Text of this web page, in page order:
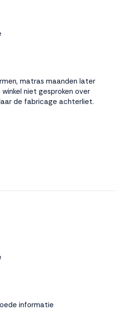
matras maanden later
niet gesproken over
de fabricage achterliet.
informatie